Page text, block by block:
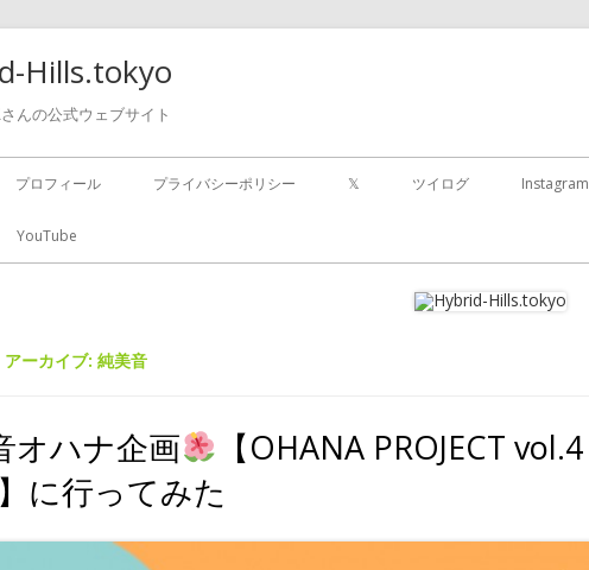
Hills.tokyo
んの公式ウェブサイト
コ
移
す
る
プロフィール プライバシーポリシー 𝕏 ツイログ Instagram
YouTube
アーカイブ: 純美音
オハナ企画
【OHANA PROJECT vol.4
に行ってみた